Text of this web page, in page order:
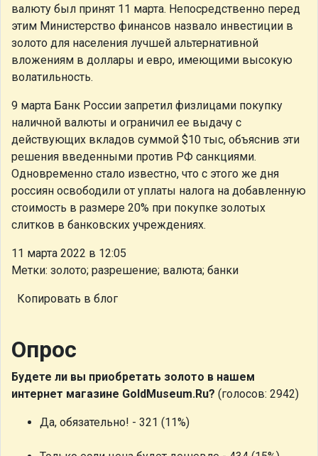
валюту был принят 11 марта. Непосредственно перед
этим Министерство финансов назвало инвестиции в
золото для населения лучшей альтернативной
вложениям в доллары и евро, имеющими высокую
волатильность.
9 марта Банк России запретил физлицами покупку
наличной валюты и ограничил ее выдачу с
действующих вкладов суммой $10 тыс, объяснив эти
решения введенными против РФ санкциями.
Одновременно стало известно, что с этого же дня
россиян освободили от уплаты налога на добавленную
стоимость в размере 20% при покупке золотых
слитков в банковских учреждениях.
11 марта 2022 в 12:05
Метки: золото; разрешение; валюта; банки
Копировать в блог
Опрос
Будете ли вы приобретать золото в нашем
интернет магазине GoldMuseum.Ru? (голосов: 2942)
Да, обязательно! - 321 (11%)